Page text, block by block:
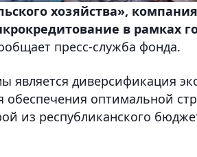
хозяйства», компания
в рамках
пресс-служба фонда.
является диверсификация
обеспечения оптимальной
из республиканского